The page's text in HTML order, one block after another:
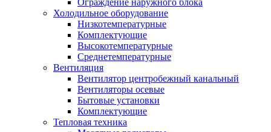
Ограждение наружного блока
Холодильное оборудование
Низкотемпературные
Комплектующие
Высокотемпературные
Среднетемпературные
Вентиляция
Вентилятор центробежный канальный
Вентиляторы осевые
Бытовые установки
Комплектующие
Тепловая техника